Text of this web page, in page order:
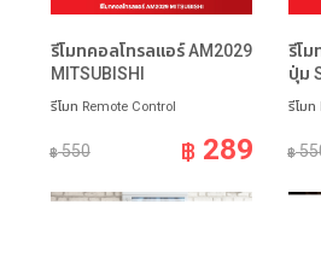
รีโมทคอลโทรลแอร์ AM2029
MITSUBISHI
รีโมท Remote Control
฿550 ฿ 289
รีโม
ปุ่ม
รีโมท
฿